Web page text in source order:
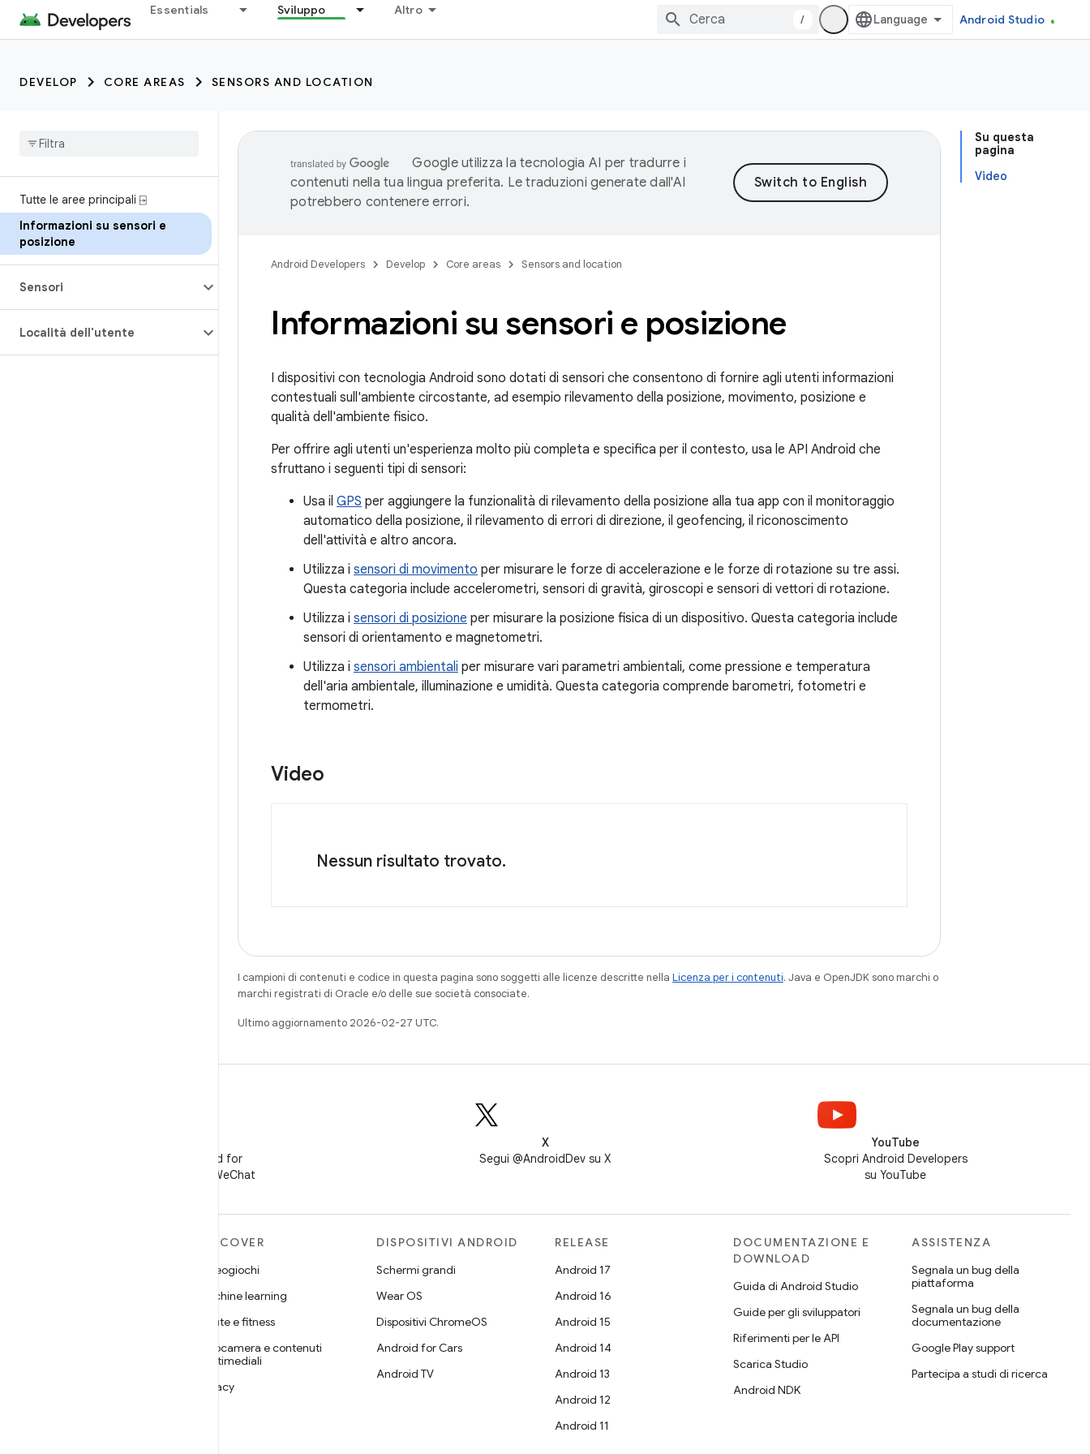
Essentials Sviluppo Altro
/ Android Studio
DEVELOP CORE AREAS SENSORS AND LOCATION
Tutte le aree principali ⍈
Informazioni su sensori e
posizione
Sensori
Località dell'utente
Su questa
pagina
Video
Google utilizza la tecnologia AI per tradurre i
contenuti nella tua lingua preferita. Le traduzioni generate dall'AI
potrebbero contenere errori.
Android Developers Develop Core areas Sensors and location
Informazioni su sensori e posizione
I dispositivi con tecnologia Android sono dotati di sensori che consentono di fornire agli utenti informazioni
contestuali sull'ambiente circostante, ad esempio rilevamento della posizione, movimento, posizione e
qualità dell'ambiente fisico.
Per offrire agli utenti un'esperienza molto più completa e specifica per il contesto, usa le API Android che
sfruttano i seguenti tipi di sensori:
Usa il GPS per aggiungere la funzionalità di rilevamento della posizione alla tua app con il monitoraggio
automatico della posizione, il rilevamento di errori di direzione, il geofencing, il riconoscimento
dell'attività e altro ancora.
Utilizza i sensori di movimento per misurare le forze di accelerazione e le forze di rotazione su tre assi.
Questa categoria include accelerometri, sensori di gravità, giroscopi e sensori di vettori di rotazione.
Utilizza i sensori di posizione per misurare la posizione fisica di un dispositivo. Questa categoria include
sensori di orientamento e magnetometri.
Utilizza i sensori ambientali per misurare vari parametri ambientali, come pressione e temperatura
dell'aria ambientale, illuminazione e umidità. Questa categoria comprende barometri, fotometri e
termometri.
Video
Nessun risultato trovato.
I campioni di contenuti e codice in questa pagina sono soggetti alle licenze descritte nella Licenza per i contenuti. Java e OpenJDK sono marchi o
marchi registrati di Oracle e/o delle sue società consociate.
Ultimo aggiornamento 2026-02-27 UTC.
Segui Android for
Developers su WeChat
X
Segui @AndroidDev su X
YouTube
Scopri Android Developers
su YouTube
DISCOVER
Videogiochi
Machine learning
Salute e fitness
Fotocamera e contenuti
multimediali
Privacy
DISPOSITIVI ANDROID
Schermi grandi
Wear OS
Dispositivi ChromeOS
Android for Cars
Android TV
RELEASE
Android 17
Android 16
Android 15
Android 14
Android 13
Android 12
Android 11
DOCUMENTAZIONE E
DOWNLOAD
Guida di Android Studio
Guide per gli sviluppatori
Riferimenti per le API
Scarica Studio
Android NDK
ASSISTENZA
Segnala un bug della
piattaforma
Segnala un bug della
documentazione
Google Play support
Partecipa a studi di ricerca